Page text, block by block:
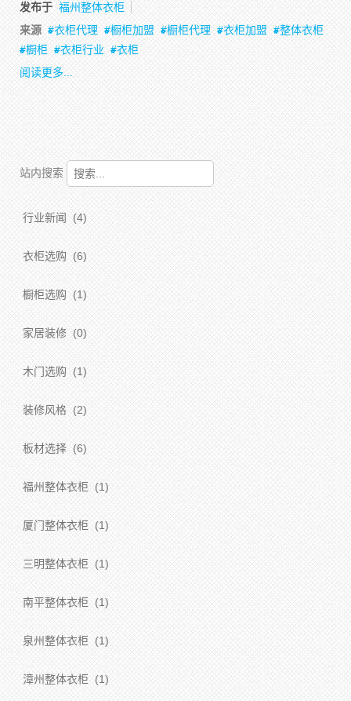
发布于 福州整体衣柜
来源
衣柜代理 橱柜加盟 橱柜代理 衣柜加盟
整体衣柜
橱柜
衣柜行业
衣柜
阅读更多...
站内搜索
行业新闻 (4)
衣柜选购 (6)
橱柜选购 (1)
家居装修 (0)
木门选购 (1)
装修风格 (2)
板材选择 (6)
福州整体衣柜 (1)
厦门整体衣柜 (1)
三明整体衣柜 (1)
南平整体衣柜 (1)
泉州整体衣柜 (1)
漳州整体衣柜 (1)